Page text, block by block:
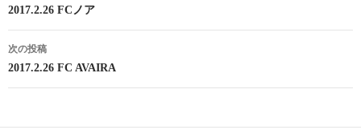
稿
ナ
ビ
ー
2017.2.26 FCノア
次の投稿
2017.2.26 FC AVAIRA